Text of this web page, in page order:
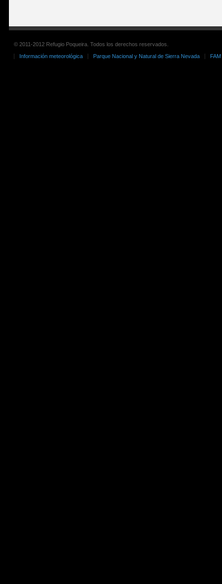
© 2011-2012 Refugio Poqueira. Todos los derechos reservados.
Información meteorológica
Parque Nacional y Natural de Sierra Nevada FAM